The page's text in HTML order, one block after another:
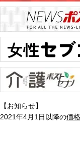
【お知らせ】
2021年4月1日以降の価